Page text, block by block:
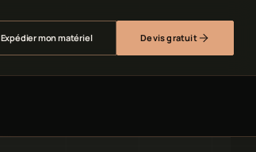
Expédier mon matériel Devis gratuit